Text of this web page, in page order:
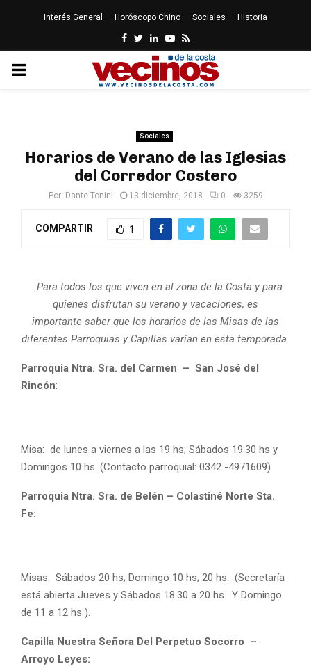
Interés General Horóscopo Chino Sociales Historia
Facebook
Twitter
LinkedinYoutube
Rss
PRIMARY
Sociales
Horarios de Verano de las Iglesias
del Corredor Costero
Por: Dante Tonini 13 diciembre, 2018 0 3259
COMPARTIR 1
Para todos los que viven en al zona de la Costa y para
quienes disfrutan su verano y vacaciones, es
importante saber que los horarios de las Misas de las
diferentes Parroquias y Capillas varían en esta temporada.
Parroquia Ntra. Sra. del Carmen – San José del
Rincón:
Misa: de lunes a viernes a las 19 hs; Sábados 19.30 hs y
Domingos 10 hs. (Contacto parroquial: 0342 -4971609)
Parroquia Ntra. Sra. de Belén – Colastiné Norte Sta.
Fe:
Misas: Sábados 20 hs; Domingo 10 hs; 20 hs. (Secretaría
está abierta Jueves y Sábados 18.30 a 20 hs. Y Domingo
de 11 a 12 hs ).
Capilla Nuestra Señora Del Perpetuo Socorro –
Arroyo Leyes: